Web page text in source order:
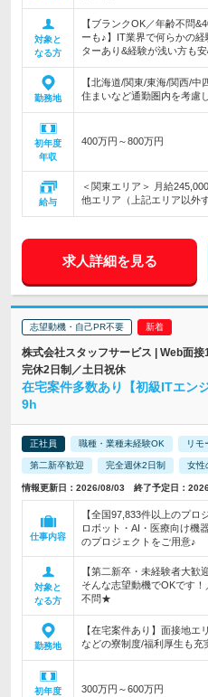
対象と
なる方
【ブランクOK／年齢不問
ーも♪】IT業界で何らかの
ターあり&経験が浅い方も安
勤務地
【北海道/関東/東海/関西/
住まいなど通勤圏内を考慮
初年度
年収
400万円～800万円
給与
＜関東エリア＞ 月給
他エリア（上記エリア以外
求人詳細を見る
志望動機・自己PR不要
株式会社スタッフサービス | Web面
完休2日制／土日祝休
在宅案件多数あり【初級ITエン
9h
正社員 職種・業種未経験OK リモ
第二新卒歓迎 完全週休2日制 女性
情報更新日：2026/08/03 終了予定日：
仕事内容
【全国97,833件以上のプロ
ロボット・AI・医療向け機
のプロジェクトをご用意♪
対象と
なる方
【第二新卒・未経験者大歓
そんな志望動機でOKです
不問★
勤務地
【在宅案件あり】面接地
などの寮制度/福利厚生も充
初年度
300万円～600万円